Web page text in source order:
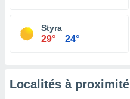
Styra
29° 24°
Localités à proximité